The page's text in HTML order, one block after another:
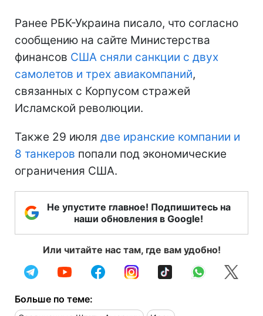
Ранее РБК-Украина писало, что согласно
сообщению на сайте Министерства
финансов США сняли санкции с двух
самолетов и трех авиакомпаний,
связанных с Корпусом стражей
Исламской революции.
Также 29 июля две иранские компании и
8 танкеров попали под экономические
ограничения США.
Не упустите главное! Подпишитесь на
наши обновления в Google!
Или читайте нас там, где вам удобно!
Больше по теме: